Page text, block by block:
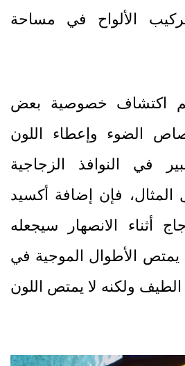
الألواح في مساحة
اكتشاف خصوصية بعض
الضوء وإعطاء اللون
في النوافذ الزجاجية
المثال، فإن إضافة أكسيد
أثناء الانصهار سيجعله
يمتص الأطوال الموجية في
ولكنه لا يمتص اللون